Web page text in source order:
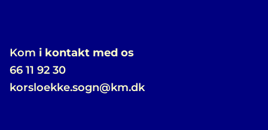
Kom i kontakt med os
66 11 92 30
korsloekke.sogn@km.dk